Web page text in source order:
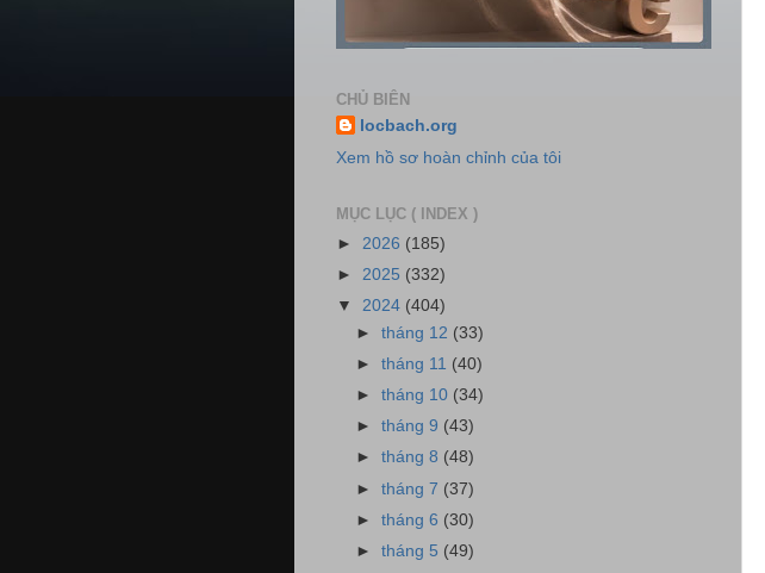
CHỦ BIÊN
locbach.org
Xem hồ sơ hoàn chỉnh của tôi
MỤC LỤC ( INDEX )
► 2026 (185)
► 2025 (332)
▼ 2024 (404)
►tháng 12 (33)
►tháng 11 (40)
►tháng 10 (34)
►tháng 9 (43)
►tháng 8 (48)
►tháng 7 (37)
►tháng 6 (30)
►tháng 5 (49)